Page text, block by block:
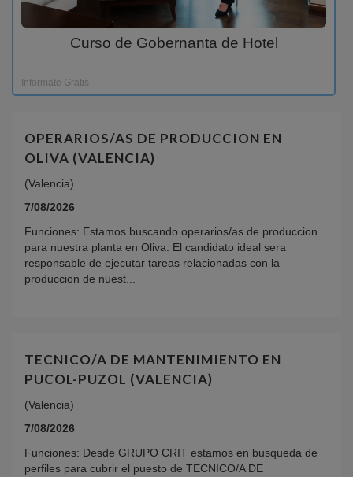
Curso de Gobernanta de Hotel
Informate Gratis
OPERARIOS/AS DE PRODUCCION EN
OLIVA (VALENCIA)
(Valencia)
7/08/2026
Funciones: Estamos buscando operarios/as de produccion
para nuestra planta en Oliva. El candidato ideal sera
responsable de ejecutar tareas relacionadas con la
produccion de nuest...
TECNICO/A DE MANTENIMIENTO EN
PUCOL-PUZOL (VALENCIA)
(Valencia)
7/08/2026
Funciones: Desde GRUPO CRIT estamos en busqueda de
perfiles para cubrir el puesto de TECNICO/A DE